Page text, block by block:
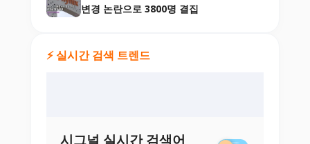
변경 논란으로 3800명 결집
⚡ 실시간 검색 트렌드